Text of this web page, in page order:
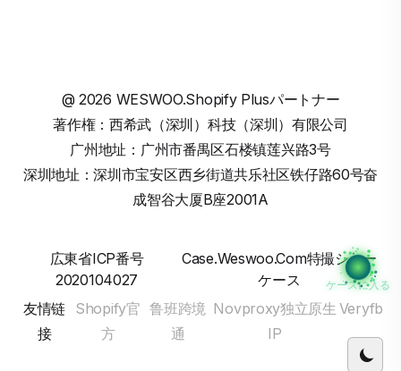
ケースに入る
@2026 WESWOO.Shopify Plusパートナー
著作権：西希武（深圳）科技（深圳）有限公司
广州地址：广州市番禺区石楼镇莲兴路3号
深圳地址：深圳市宝安区西乡街道共乐社区铁仔路60号奋
成智谷大厦B座2001A
広東省ICP番号
2020104027
Case.weswoo.com特撮ショー
ケース
友情链
接
Shopify官
方
鲁班跨境
通
Novproxy独立原生
IP
Veryfb